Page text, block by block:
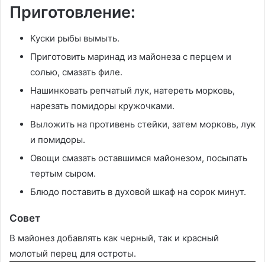
Приготовление:
Куски рыбы вымыть.
Приготовить маринад из майонеза с перцем и
солью, смазать филе.
Нашинковать репчатый лук, натереть морковь,
нарезать помидоры кружочками.
Выложить на противень стейки, затем морковь, лук
и помидоры.
Овощи смазать оставшимся майонезом, посыпать
тертым сыром.
Блюдо поставить в духовой шкаф на сорок минут.
Совет
В майонез добавлять как черный, так и красный
молотый перец для остроты.